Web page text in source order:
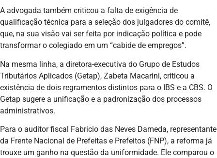
A advogada também criticou a falta de exigência de
qualificação técnica para a seleção dos julgadores do comitê,
que, na sua visão vai ser feita por indicação política e pode
transformar o colegiado em um “cabide de empregos”.
Na mesma linha, a diretora-executiva do Grupo de Estudos
Tributários Aplicados (Getap), Zabeta Macarini, criticou a
existência de dois regramentos distintos para o IBS e a CBS. O
Getap sugere a unificação e a padronização dos processos
administrativos.
Para o auditor fiscal Fabricio das Neves Dameda, representante
da Frente Nacional de Prefeitas e Prefeitos (FNP), a reforma já
trouxe um ganho na questão da uniformidade. Ele comparou o